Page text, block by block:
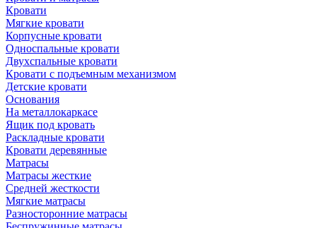
Кровати
Мягкие кровати
Корпусные кровати
Односпальные кровати
Двухспальные кровати
Кровати с подъемным механизмом
Детские кровати
Основания
На металлокаркасе
Ящик под кровать
Раскладные кровати
Кровати деревянные
Матрасы
Матрасы жесткие
Средней жесткости
Мягкие матрасы
Разносторонние матрасы